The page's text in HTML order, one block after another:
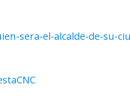
sera-el-alcalde-de-su-